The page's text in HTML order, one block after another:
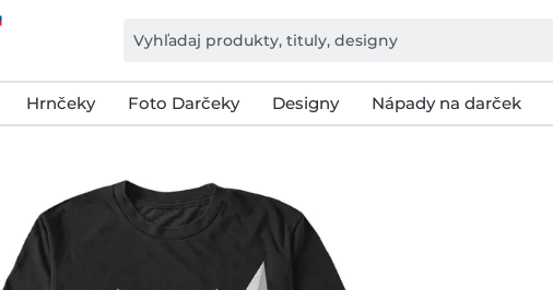
Hrnčeky Foto Darčeky Designy Nápady na darček